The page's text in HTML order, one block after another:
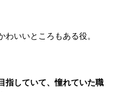
わいいところもある役。
指していて、憧れていた職